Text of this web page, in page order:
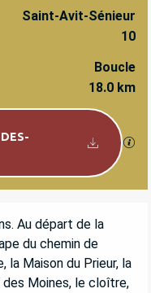
Saint-Avit-Sénieur
10
Boucle
18.0 km
Au départ de la
du chemin de
la Maison du Prieur, la
des Moines, le cloître,